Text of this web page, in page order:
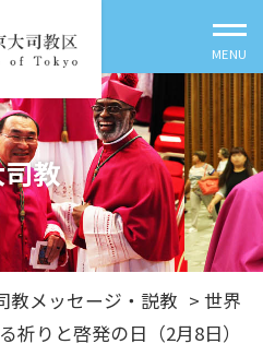
教
教メッセージ・説教 > 世界
祈りと啓発の日（2月8日）